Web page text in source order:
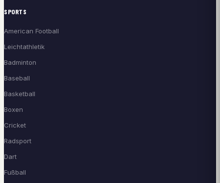
SPORTS
American Football
Leichtathletik
Badminton
Baseball
Basketball
Boxen
Cricket
Radsport
Dart
Fußball